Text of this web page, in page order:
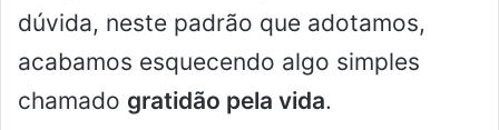
dúvida, neste padrão que adotamos,
acabamos esquecendo algo simples
chamado gratidão pela vida.